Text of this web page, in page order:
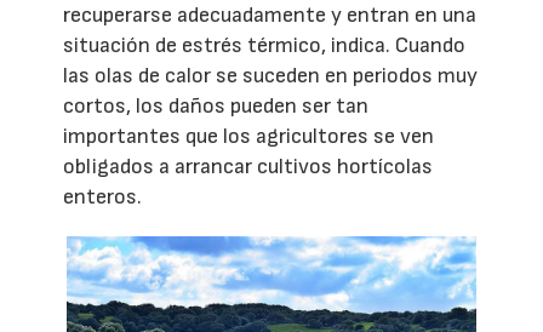
recuperarse adecuadamente y entran en una
situación de estrés térmico, indica. Cuando
las olas de calor se suceden en periodos muy
cortos, los daños pueden ser tan
importantes que los agricultores se ven
obligados a arrancar cultivos hortícolas
enteros.